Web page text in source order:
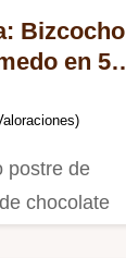
Bizcocho
en 50
postre de
chocolate